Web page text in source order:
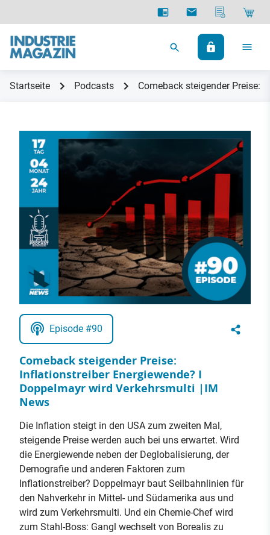
Startseite Podcasts Comeback steigender Preise:
Episode #90
Comeback steigender Preise:
Inflationstreiber Energiewende? I
Doppelmayr wird Verkehrsmulti |IM
News
Die Inflation steigt in den USA zum zweiten Mal,
steigende Preise werden auch bei uns erwartet. Wird
die Energiewende neben der Deglobalisierung, der
Demografie und anderen Faktoren zum
Inflationstreiber? Doppelmayr baut Seilbahnlinien für
den Nahverkehr in Mittel- und Südamerika aus und
wird zum Verkehrsmulti. Und ein Chemie-Chef wird
zum Stahl-Boss: Gangl wechselt von Borealis zu